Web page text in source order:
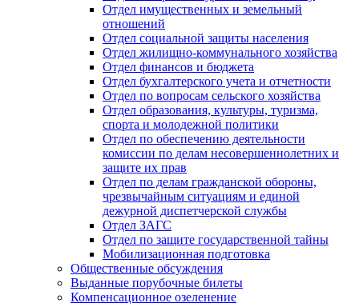
Отдел имущественных и земельный
отношений
Отдел социальной защиты населения
Отдел жилищно-коммунального хозяйства
Отдел финансов и бюджета
Отдел бухгалтерского учета и отчетности
Отдел по вопросам сельского хозяйства
Отдел образования, культуры, туризма,
спорта и молодежной политики
Отдел по обеспечению деятельности
комиссии по делам несовершеннолетних и
защите их прав
Отдел по делам гражданской обороны,
чрезвычайным ситуациям и единой
дежурной диспетчерской службы
Отдел ЗАГС
Отдел по защите государственной тайны
Мобилизационная подготовка
Общественные обсуждения
Выданные порубочные билеты
Компенсационное озеленение